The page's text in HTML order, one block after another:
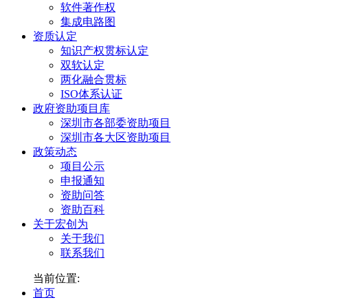
软件著作权
集成电路图
资质认定
知识产权贯标认定
双软认定
两化融合贯标
ISO体系认证
政府资助项目库
深圳市各部委资助项目
深圳市各大区资助项目
政策动态
项目公示
申报通知
资助问答
资助百科
关于宏创为
关于我们
联系我们
当前位置:
首页